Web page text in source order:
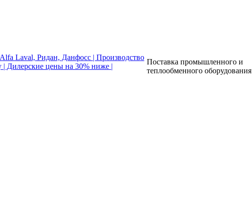
Поставка промышленного и
теплообменного оборудования